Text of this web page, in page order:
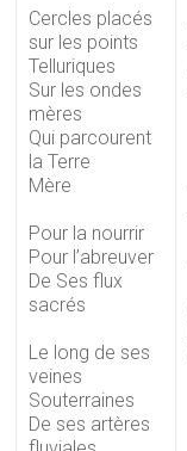
Cercles placés
sur les points
Telluriques
Sur les ondes
mères
Qui parcourent
la Terre
Mère
Pour la nourrir
Pour l’abreuver
De Ses flux
sacrés
Le long de ses
veines
Souterraines
De ses artères